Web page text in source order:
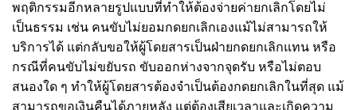
พฤติกรรมอีกหลายรูปแบบที่ทำให้ต้องจ่ายค่ายกเลิกโดยไม่
เป็นธรรม เช่น คนขับไม่ยอมกดยกเลิกเองแม้ไม่สามารถให้
บริการได้ แต่กลับขอให้ผู้โดยสารเป็นฝ่ายกดยกเลิกแทน หรือ
กรณีที่คนขับไม่ขยับรถ ขับออกห่างจากจุดรับ หรือไม่ตอบ
สนองใด ๆ ทำให้ผู้โดยสารต้องจำเป็นต้องกดยกเลิกในที่สุด แม้
สามารถขอเงินคืนได้ภายหลัง แต่ต้องเสียเวลาและเกิดความ